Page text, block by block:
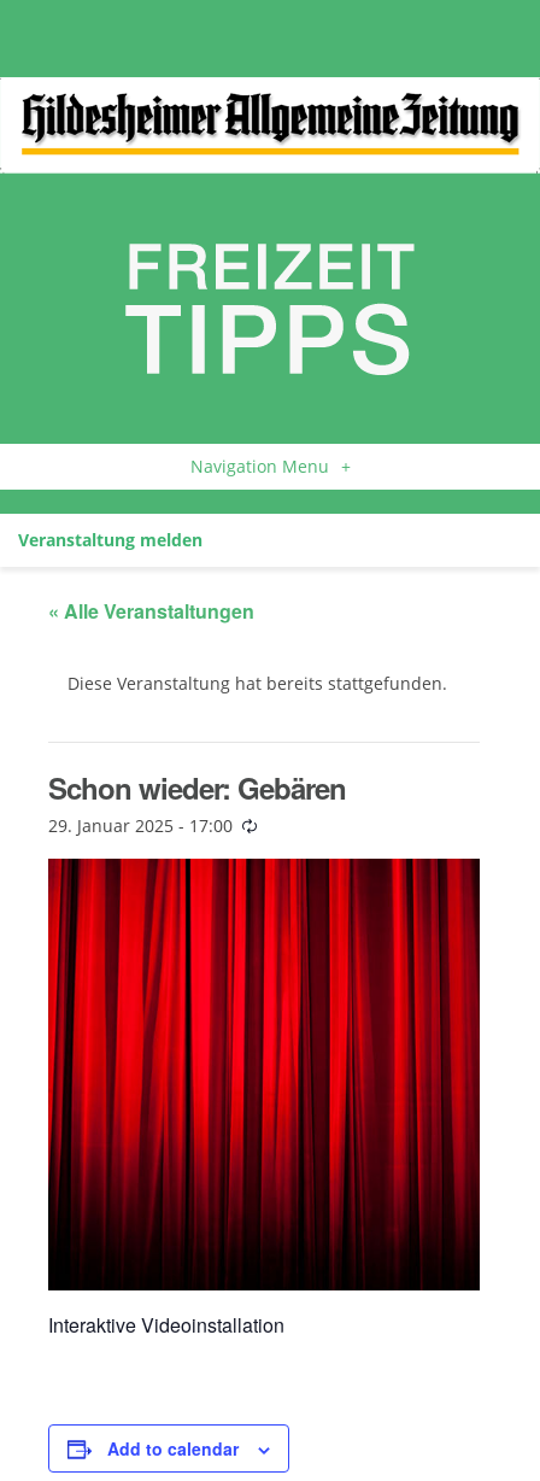
Navigation Menu +
Veranstaltung melden
« Alle Veranstaltungen
Diese Veranstaltung hat bereits stattgefunden.
Schon wieder: Gebären
29. Januar 2025 - 17:00
Interaktive Videoinstallation
Add to calendar